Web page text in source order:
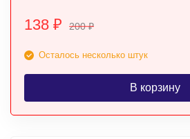
138 ₽ 200₽
Осталось несколько штук
В корзину